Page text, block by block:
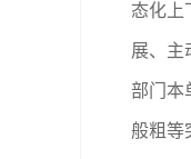
态化上
展、主
部门本
般粗等